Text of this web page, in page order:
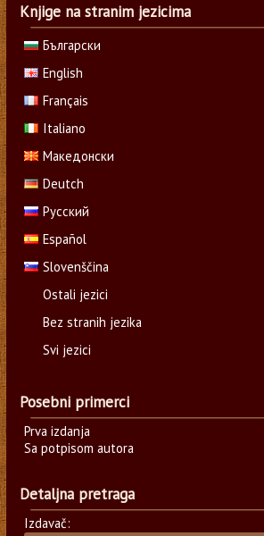
Knjige na stranim jezicima
Български
English
Français
Italiano
Македонски
Deutch
Русский
Español
Slovenščina
Ostali jezici
Bez stranih jezika
Svi jezici
Posebni primerci
Prva izdanja
Sa potpisom autora
Detaljna pretraga
Izdavač: